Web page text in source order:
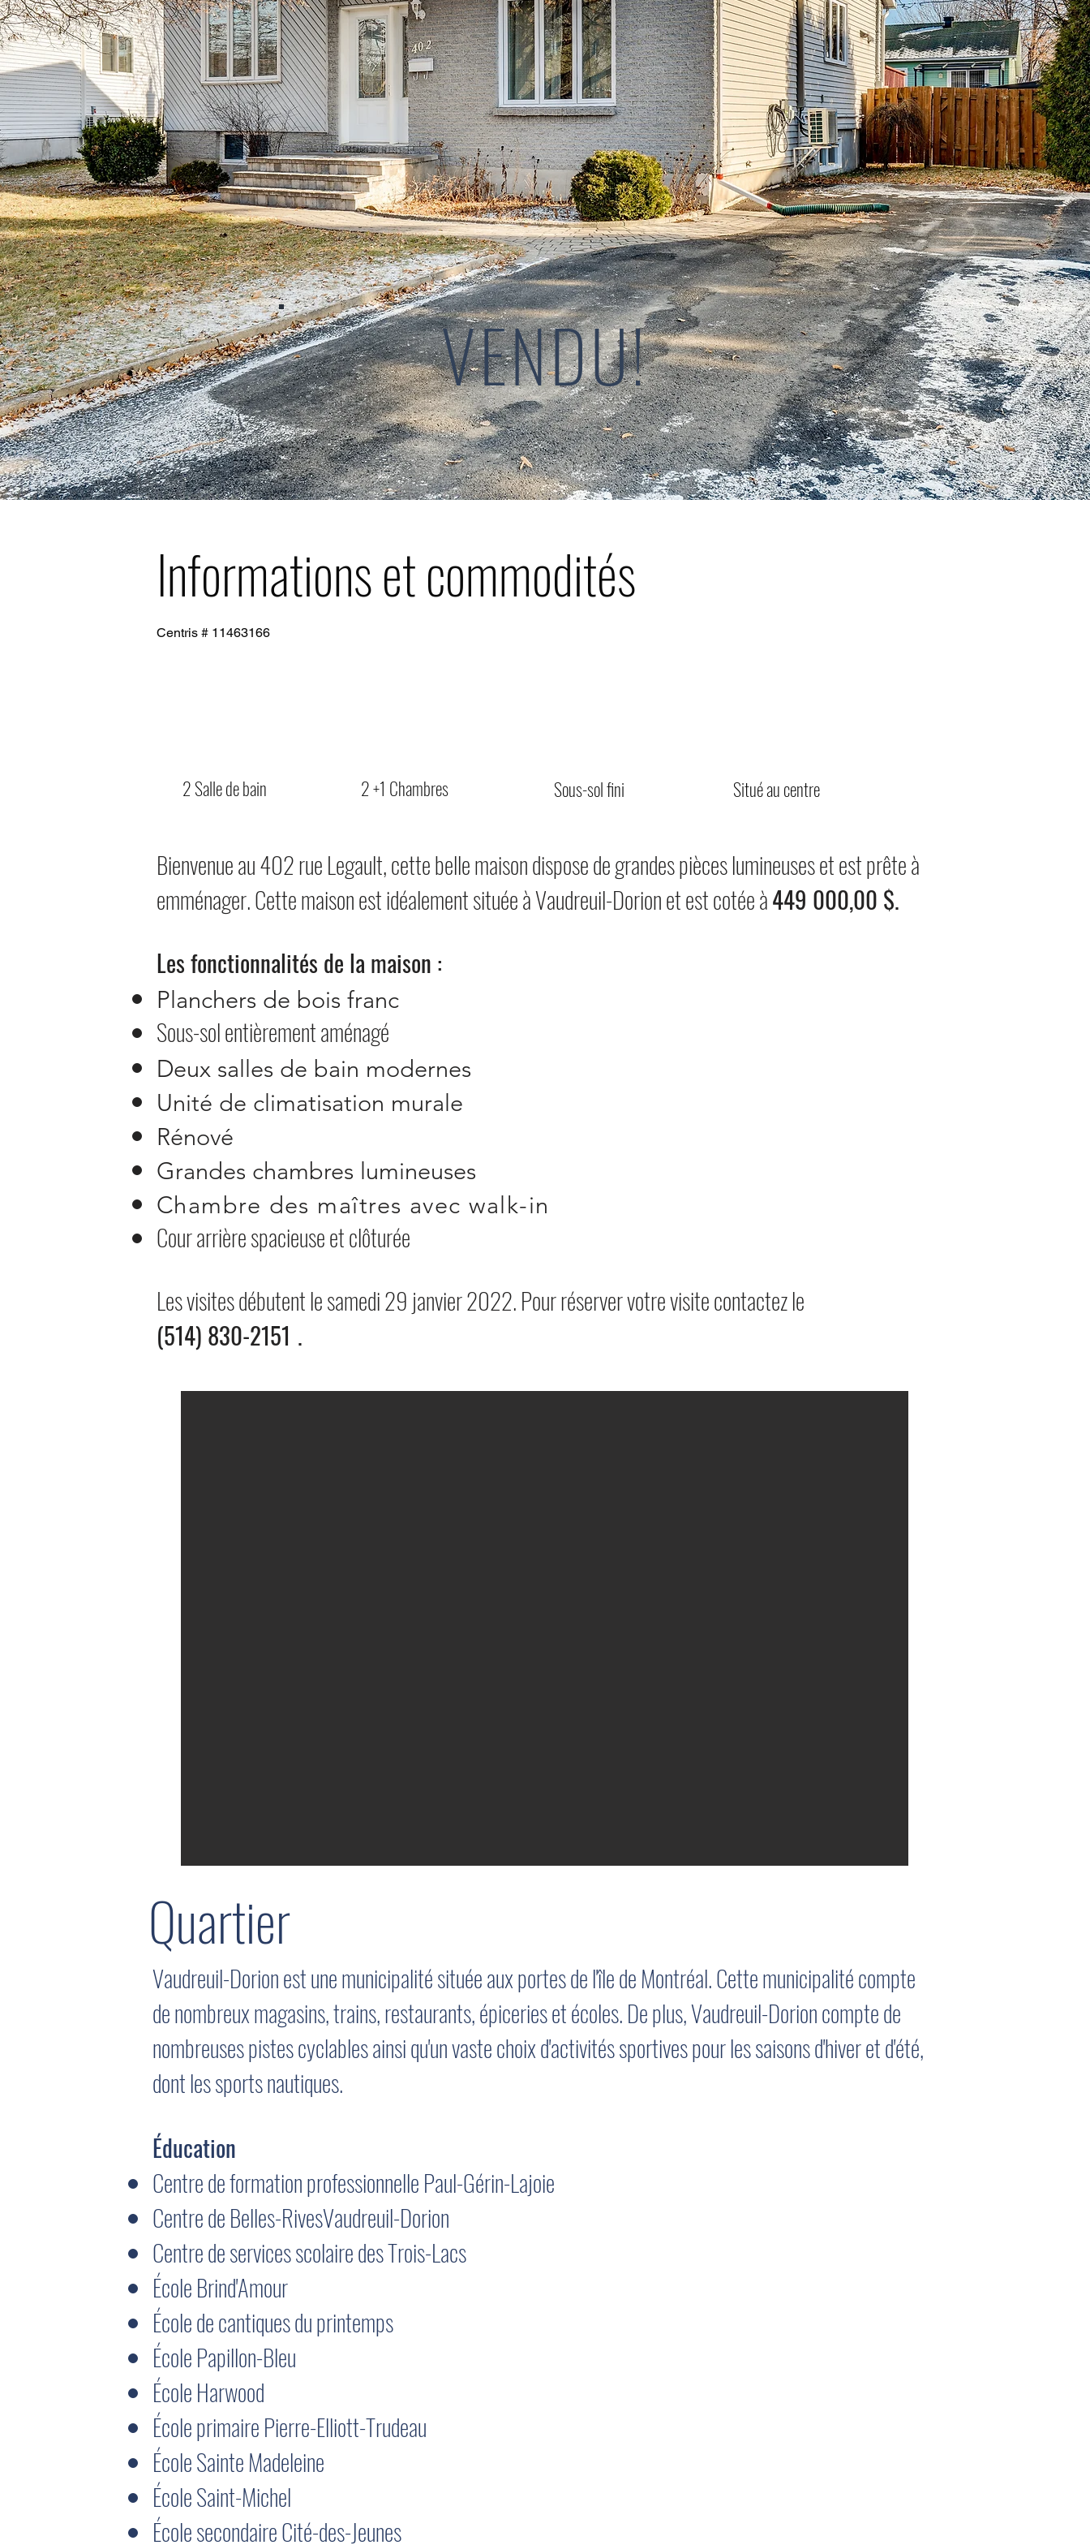
VENDU!
Informations etcommodités
Centris # 11463166
2 Salle de bain 2 +1 Chambres Sous-sol fini Situé au centre
Bienvenue au 402 rue Legault, cette belle maison dispose de grandes pièces lumineuses et est prête à
emménager. Cette maison est idéalement située à Vaudreuil-Dorion et est cotée à449 000,00 $.
Les fonctionnalités de la maison :
Planchers de bois franc
Sous-sol entièrement aménagé
Deux salles de bain modernes
Unité de climatisation murale
Rénové
Grandes chambres lumineuses
Chambre des maîtres avec walk-in
Cour arrière spacieuse et clôturée
Les visites débutent le samedi 29 janvier 2022. Pour réserver votre visite contactez le
(514) 830-2151 .
Quartier
Vaudreuil-Dorion est une municipalité située aux portes de l'île de Montréal. Cette municipalité compte
de nombreux magasins, trains, restaurants, épiceries et écoles. De plus, Vaudreuil-Dorion compte de
nombreuses pistes cyclables ainsi qu'un vaste choix d'activités sportives pour les saisons d'hiver et d'été,
dont les sports nautiques.
Éducation
Centre de formation professionnelle Paul-Gérin-Lajoie
Centre de Belles-RivesVaudreuil-Dorion
Centre de services scolaire des Trois-Lacs
École Brind'Amour
École de cantiques du printemps
École Papillon-Bleu
École Harwood
École primaire Pierre-Elliott-Trudeau
École Sainte Madeleine
École Saint-Michel
École secondaire Cité-des-Jeunes